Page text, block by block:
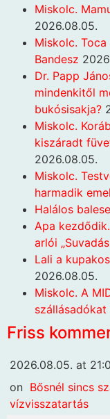
Miskolc.
2026.08.05.
Miskolc.
Bandesz
Dr. Papp
mindenkitől
bukósisakja?
Miskolc.
kiszáradt
2026.08.05.
Miskolc.
harmadik
Halálos
Apa
arlói
Lali a
2026.08.05.
Miskolc. A
szállásadókat
Friss
2026.08.05. at
on Bősnél sincs
vízvisszatartás